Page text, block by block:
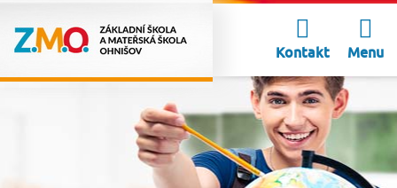
Menu
Kontakt